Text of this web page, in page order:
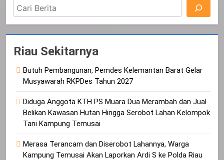
Riau Sekitarnya
Butuh Pembangunan, Pemdes Kelemantan Barat Gelar
Musyawarah RKPDes Tahun 2027
Diduga Anggota KTH PS Muara Dua Merambah dan Jual
Belikan Kawasan Hutan Hingga Serobot Lahan Kelompok
Tani Kampung Temusai
Merasa Terancam dan Diserobot Lahannya, Warga
Kampung Temusai Akan Laporkan Ardi S ke Polda Riau